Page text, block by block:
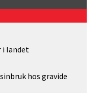
i landet
hos gravide